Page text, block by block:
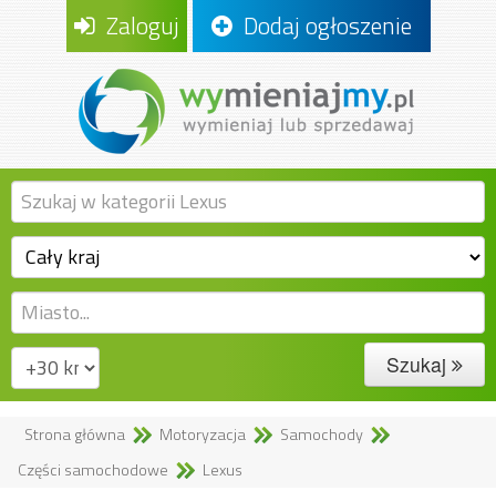
Zaloguj Dodaj ogłoszenie
Szukaj
Strona główna Motoryzacja
Samochody
Części samochodowe
Lexus